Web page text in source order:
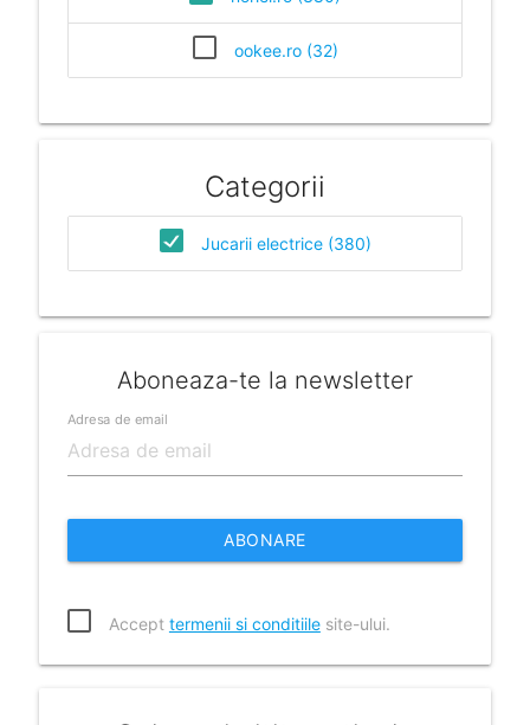
ookee.ro (32)
Categorii
Jucarii electrice (380)
Aboneaza-te la newsletter
Adresa de email
ABONARE
Accept termenii si conditiilesite-ului.